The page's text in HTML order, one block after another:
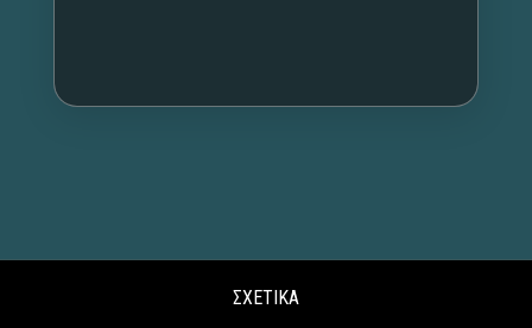
ΣΧΕΤΙΚΑ